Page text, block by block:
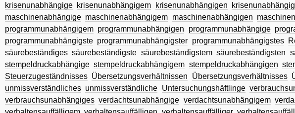
krisenunabhängige krisenunabhängigem krisenunabhängigen
maschinenabhängige maschinenabhängigem maschinenabhängigen
programmunabhängigem programmunabhängigen programmunabhängige
programmunabhängigste programmunabhängigster programmunabhängigstes
säurebeständiges säurebeständigste säurebeständigstem säurebeständigsten
stempeldruckabhängige stempeldruckabhängigem stempeldruckabhängigen
Steuerzugeständnisses Übersetzungsverhältnissen Übersetzungsverhältnisses
unmissverständliches unmissverständliche Untersuchungshäftlinge
verbrauchsunabhängiges verdachtsunabhängige verdachtsunabhängigem